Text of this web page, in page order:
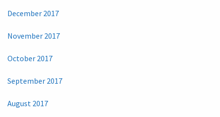
December 2017
November 2017
October 2017
September 2017
August 2017